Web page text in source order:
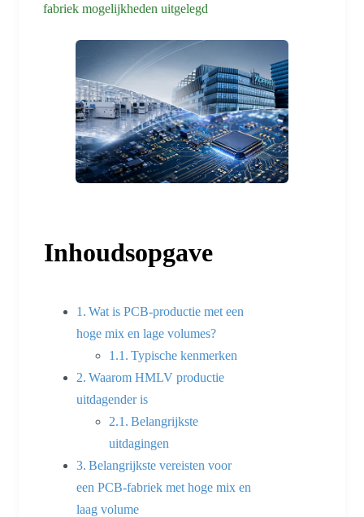
fabriek mogelijkheden uitgelegd
Inhoudsopgave
Wat is PCB-productie met een
hoge mix en lage volumes?
Typische kenmerken
Waarom HMLV productie
uitdagender is
Belangrijkste
uitdagingen
Belangrijkste vereisten voor
een PCB-fabriek met hoge mix en
laag volume